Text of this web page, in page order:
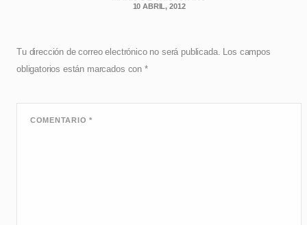
10 ABRIL, 2012
Tu dirección de correo electrónico no será publicada. Los campos
obligatorios están marcados con *
COMENTARIO*